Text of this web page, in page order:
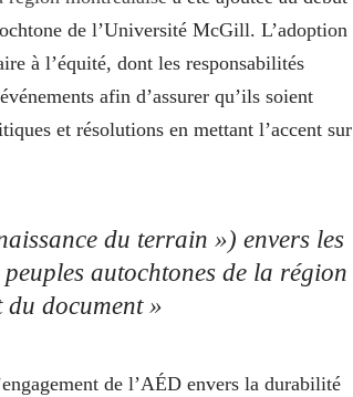
de l’Université McGill. L’adoption
à l’équité, dont les responsabilités
afin d’assurer qu’ils soient
et résolutions en mettant l’accent sur
du terrain ») envers les
autochtones de la région
du document »
de l’AÉD envers la durabilité